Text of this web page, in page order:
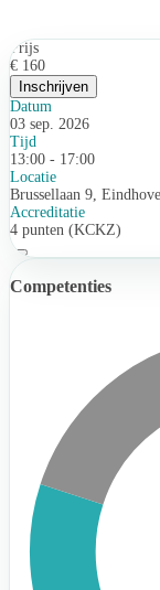
Prijs
€ 160
Inschrijven
Datum
03 sep. 2026
Tijd
13:00 - 17:00
Locatie
Brussellaan 9,
Accreditatie
4 punten (KCKZ)
Competenties